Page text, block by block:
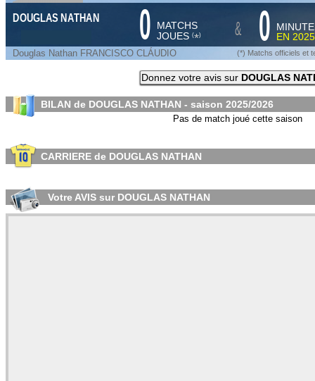
DOUGLAS NATHAN 0 MATCHS
JOUES (*) & 0
EN
Douglas Nathan FRANCISCO CLÁUDIO (*) Matchs officiels et
Donnez votre avis sur DOUGLAS
BILAN de DOUGLAS NATHAN - saison 2025/2026
Pas de match joué cette saison
CARRIERE de DOUGLAS NATHAN
Votre AVIS sur DOUGLAS NATHAN